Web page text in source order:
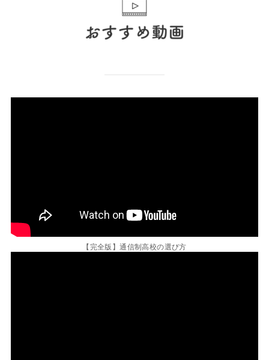
【完全版】通信制高校の選び方